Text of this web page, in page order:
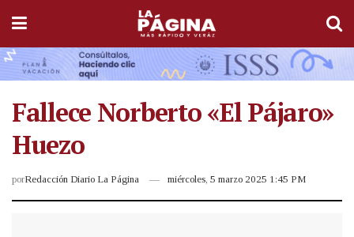
Fallece Norberto «El Pájaro»
Huezo
porRedacción Diario La Página miércoles, 5 marzo 2025 1:45 PM